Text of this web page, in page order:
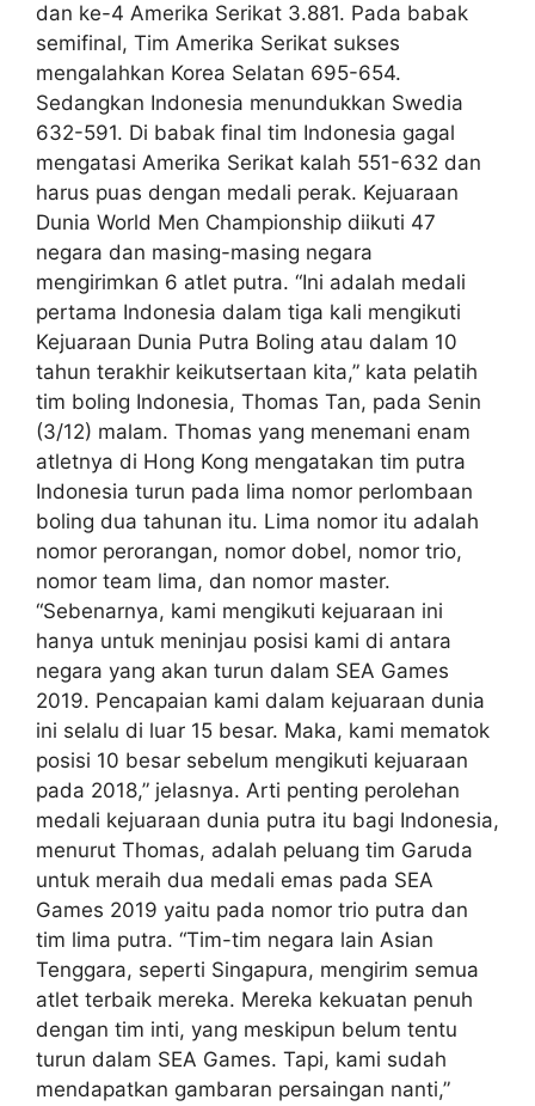
dan ke-4 Amerika Serikat 3.881. Pada babak
semifinal, Tim Amerika Serikat sukses
mengalahkan Korea Selatan 695-654.
Sedangkan Indonesia menundukkan Swedia
632-591. Di babak final tim Indonesia gagal
mengatasi Amerika Serikat kalah 551-632 dan
harus puas dengan medali perak. Kejuaraan
Dunia World Men Championship diikuti 47
negara dan masing-masing negara
mengirimkan 6 atlet putra. “Ini adalah medali
pertama Indonesia dalam tiga kali mengikuti
Kejuaraan Dunia Putra Boling atau dalam 10
tahun terakhir keikutsertaan kita,” kata pelatih
tim boling Indonesia, Thomas Tan, pada Senin
(3/12) malam. Thomas yang menemani enam
atletnya di Hong Kong mengatakan tim putra
Indonesia turun pada lima nomor perlombaan
boling dua tahunan itu. Lima nomor itu adalah
nomor perorangan, nomor dobel, nomor trio,
nomor team lima, dan nomor master.
“Sebenarnya, kami mengikuti kejuaraan ini
hanya untuk meninjau posisi kami di antara
negara yang akan turun dalam SEA Games
2019. Pencapaian kami dalam kejuaraan dunia
ini selalu di luar 15 besar. Maka, kami mematok
posisi 10 besar sebelum mengikuti kejuaraan
pada 2018,” jelasnya. Arti penting perolehan
medali kejuaraan dunia putra itu bagi Indonesia,
menurut Thomas, adalah peluang tim Garuda
untuk meraih dua medali emas pada SEA
Games 2019 yaitu pada nomor trio putra dan
tim lima putra. “Tim-tim negara lain Asian
Tenggara, seperti Singapura, mengirim semua
atlet terbaik mereka. Mereka kekuatan penuh
dengan tim inti, yang meskipun belum tentu
turun dalam SEA Games. Tapi, kami sudah
mendapatkan gambaran persaingan nanti,”